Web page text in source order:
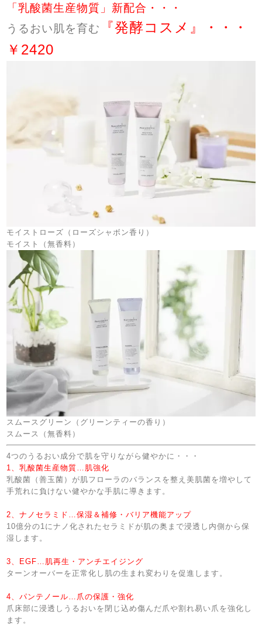
「乳酸菌生産物質」新配合・・・
うるおい肌を育む
『発酵コスメ』・・・
￥2420
モイストローズ（ローズシャボン香り）
モイスト（無香料）
スムースグリーン（グリーンティーの香り）
スムース（無香料）
4つのうるおい成分で肌を守りながら健やかに・・・
1、乳酸菌生産物質…肌強化
乳酸菌（善玉菌）が肌フローラのバランスを整え美肌菌を増やして
手荒れに負けない健やかな手肌に導きます。
2、ナノセラミド…保湿＆補修・バリア機能アップ
10億分の1にナノ化されたセラミドが肌の奥まで浸透し内側から保
湿します。
3、EGF…肌再生・アンチエイジング
ターンオーバーを正常化し肌の生まれ変わりを促進します。
4、パンテノール…爪の保護・強化
爪床部に浸透しうるおいを閉じ込め傷んだ爪や割れ易い爪を強化し
ます。